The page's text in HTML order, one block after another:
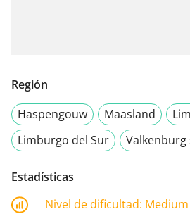
Región
Haspengouw
Maasland
Limburgo del Sur
Valkenburg
Estadísticas
Nivel de dificultad: